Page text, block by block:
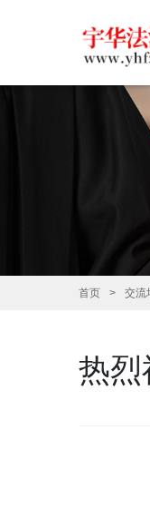
首页 交流
热烈